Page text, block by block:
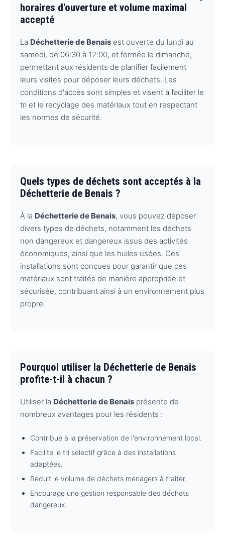
horaires d'ouverture et volume maximal
accepté
La Déchetterie de Benais est ouverte du lundi au
samedi, de 06:30 à 12:00, et fermée le dimanche,
permettant aux résidents de planifier facilement
leurs visites pour déposer leurs déchets. Les
conditions d'accès sont simples et visent à faciliter le
tri et le recyclage des matériaux tout en respectant
les normes de sécurité.
Quels types de déchets sont acceptés à la
Déchetterie de Benais ?
À la Déchetterie de Benais, vous pouvez déposer
divers types de déchets, notamment les déchets
non dangereux et dangereux issus des activités
économiques, ainsi que les huiles usées. Ces
installations sont conçues pour garantir que ces
matériaux sont traités de manière appropriée et
sécurisée, contribuant ainsi à un environnement plus
propre.
Pourquoi utiliser la Déchetterie de Benais
profite-t-il à chacun ?
Utiliser la Déchetterie de Benais présente de
nombreux avantages pour les résidents :
Contribue à la préservation de l'environnement local.
Facilite le tri sélectif grâce à des installations
adaptées.
Réduit le volume de déchets ménagers à traiter.
Encourage une gestion responsable des déchets
dangereux.